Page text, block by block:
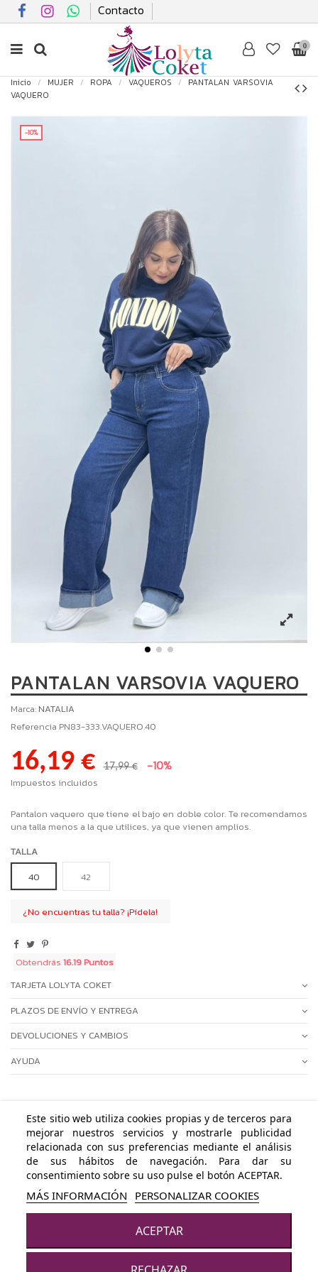
Contacto
0
Inicio MUJER ROPA VAQUEROS
PANTALAN VARSOVIA
VAQUERO
-10%
PANTALAN VARSOVIA VAQUERO
Marca: NATALIA
Referencia PN83-333.VAQUERO.40
16,19 € 17,99 € -10%
Impuestos incluidos
Pantalon vaquero que tiene el bajo en doble color. Te recomendamos
una talla menos a la que utilices, ya que vienen amplios.
TALLA
40
42
Añadir al carrito
¿No encuentras tu talla? ¡Pídela!
Obtendrás 16.19 Puntos
TARJETA LOLYTA COKET
PLAZOS DE ENVÍO Y ENTREGA
DEVOLUCIONES Y CAMBIOS
AYUDA
ÁREA PERSONAL
NUESTRAS POLÍTICAS
CONTACTA CON NOSOTROS
Este sitio web utiliza cookies propias y de terceros para
mejorar nuestros servicios y mostrarle publicidad
relacionada con sus preferencias mediante el análisis
de sus hábitos de navegación. Para dar su
consentimiento sobre su uso pulse el botón ACEPTAR.
MÁS INFORMACIÓN PERSONALIZAR COOKIES
ACEPTAR
© LOLYTA COKET - Todos los derechos reservados · Powered byByte
Factory